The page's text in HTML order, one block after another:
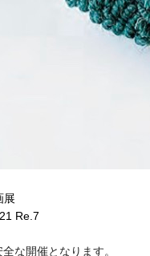
展
Re.7
な開催となります。